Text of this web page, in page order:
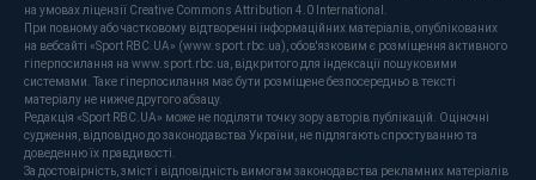
на умовах ліцензії Creative Commons Attribution 4.0 International.
При повному або частковому відтворенні інформаційних матеріалів, опублікованих
на вебсайті «Sport RBC.UA» (www.sport.rbc.ua), обов'язковим є розміщення активного
гіперпосилання на www.sport.rbc.ua, відкритого для індексації пошуковими
системами. Таке гіперпосилання має бути розміщене безпосередньо в тексті
матеріалу не нижче другого абзацу.
Редакція «Sport RBC.UA» може не поділяти точку зору авторів публікацій. Оціночні
судження, відповідно до законодавства України, не підлягають спростуванню та
доведенню їх правдивості.
За достовірність, зміст і відповідність вимогам законодавства рекламних матеріалів